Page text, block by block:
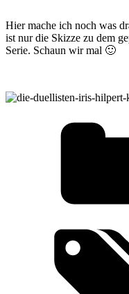
Hier mache ich noch was
ist nur die Skizze zu dem
Serie. Schaun wir mal 🙂